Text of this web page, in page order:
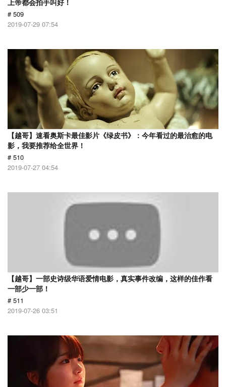
上帝都会拍手叫好！
# 509
2019-07-29 07:54
【越哥】速看奥斯卡最佳影片《绿皮书》：今年看过的最治愈的电
影，我要推荐给全世界！
# 510
2019-07-27 04:54
【越哥】一部史诗级华语爱情电影，真实事件改编，这样的佳作看
一部少一部！
# 511
2019-07-26 03:51